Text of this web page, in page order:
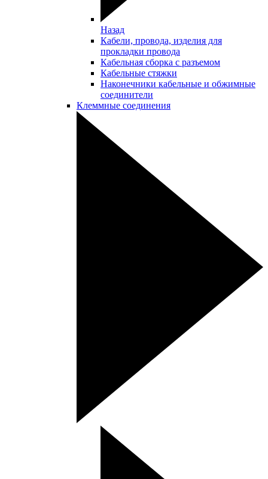
Назад
Кабели, провода, изделия для
прокладки провода
Кабельная сборка с разъемом
Кабельные стяжки
Наконечники кабельные и обжимные
соединители
Клеммные соединения